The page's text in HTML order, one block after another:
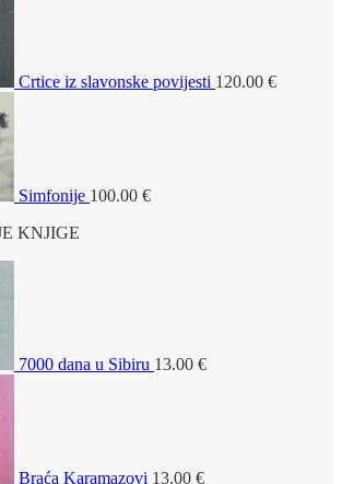
Crtice iz slavonske povijesti 120.00 €
Simfonije 100.00 €
KNJIGE
7000 dana u Sibiru 13.00 €
Braća Karamazovi 13.00 €